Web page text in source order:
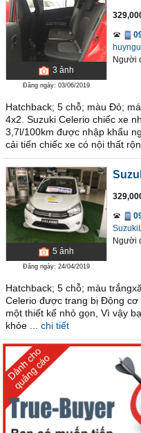
3 ảnh
Đăng ngày: 03/06/2019
Người
Hatchback; 5 chỗ; màu Đỏ;
4x2. Suzuki Celerio chiếc xe
3,7l/100km được nhập khẩu
cải tiến chiếc xe có nội thất
5 ảnh
Đăng ngày: 24/04/2019
Người
Hatchback; 5 chỗ; màu
Celerio được trang bị Động cơ
một thiết kế nhỏ gọn, Vì vậy
khỏe ...
chi tiết